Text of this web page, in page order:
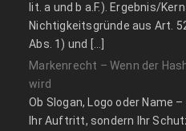
lit. a und b a.F.). Ergebnis/
Nichtigkeitsgründe aus Art.
Abs. 1) und […]
Markenrecht – Wenn der
wird
Ob Slogan, Logo oder Name
Ihr Auftritt, sondern Ihr